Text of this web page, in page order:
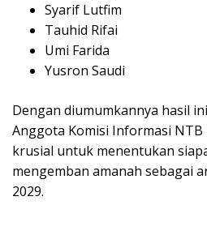
Syarif Lutfim
Tauhid Rifai
Umi Farida
Yusron Saudi
Dengan diumumkannya hasil
Anggota Komisi Informasi NTB
krusial untuk menentukan
mengemban amanah sebagai
2029.